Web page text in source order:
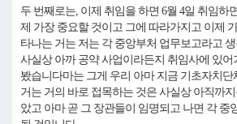
두 번째로는, 이제 취임을 하면 6월 4일 취임하
제 가장 중요할 것이고 그에 따라가지고 이제
타나는 거는 저는 각 중앙부처 업무보고라고
사실상 아까 공약 사업이라든지 취임사에 있
봤습니다마는 그게 우리 아마 지금 기초자치
거는 거의 바로 접목하는 것은 사실상 아직까
았고 아마 곧 그 장관들이 임명되고 나면 각 중